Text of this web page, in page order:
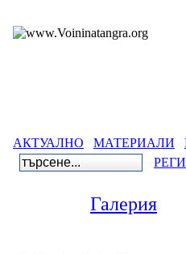
АКТУАЛНО МАТЕРИАЛИ
Галерия